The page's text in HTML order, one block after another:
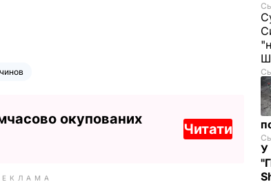
окупованих
Читати
У